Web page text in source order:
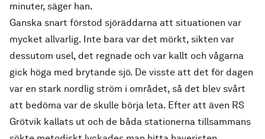
minuter, säger han.
Ganska snart förstod sjöräddarna att situationen var
mycket allvarlig. Inte bara var det mörkt, sikten var
dessutom usel, det regnade och var kallt och vågarna
gick höga med brytande sjö. De visste att det för dagen
var en stark nordlig ström i området, så det blev svårt
att bedöma var de skulle börja leta. Efter att även RS
Grötvik kallats ut och de båda stationerna tillsammans